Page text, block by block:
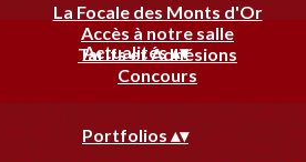
La Focale des Monts d'Or
Accès à notre salle
Tarifs et Adhésions
Concours
Actualités▴▾
Portfolios▴▾